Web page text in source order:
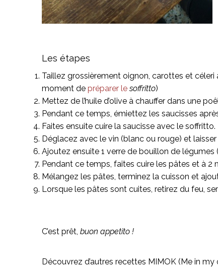
Les étapes
Taillez grossièrement oignon, carottes et
moment de préparer lesoffritto)
Mettez de l’huile d’olive à chauffer dans une
Pendant ce temps, émiettez les saucisses
Faites ensuite cuire la saucisse avec le soffritto.
Déglacez avec le vin (blanc ou rouge) et laisser
Ajoutez ensuite 1 verre de bouillon de légumes
Pendant ce temps, faites cuire les pâtes et à
Mélangez les pâtes, terminez la cuisson et
Lorsque les pâtes sont cuites, retirez du feu,
C’est prêt, buon appetito !
Découvrez d’autres recettes MIMOK (Me in my